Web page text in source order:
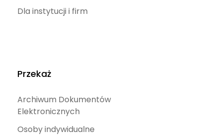
Dla instytucji i firm
Przekaż
Archiwum Dokumentów
Elektronicznych
Osoby indywidualne